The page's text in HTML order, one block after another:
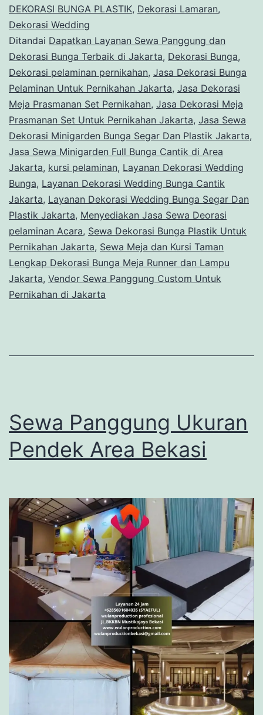
Untuk
Jakarta
DEKORASI BUNGA PLASTIK, Dekorasi Lamaran,
Dekorasi Wedding
Ditandai Dapatkan Layanan Sewa Panggung dan
Dekorasi Bunga Terbaik di Jakarta, Dekorasi Bunga,
Dekorasi pelaminan pernikahan, Jasa Dekorasi Bunga
Pelaminan Untuk Pernikahan Jakarta, Jasa Dekorasi
Meja Prasmanan Set Pernikahan, Jasa Dekorasi Meja
Prasmanan Set Untuk Pernikahan Jakarta, Jasa Sewa
Dekorasi Minigarden Bunga Segar Dan Plastik Jakarta,
Jasa Sewa Minigarden Full Bunga Cantik di Area
Jakarta, kursi pelaminan, Layanan Dekorasi Wedding
Bunga, Layanan Dekorasi Wedding Bunga Cantik
Jakarta, Layanan Dekorasi Wedding Bunga Segar Dan
Plastik Jakarta, Menyediakan Jasa Sewa Deorasi
pelaminan Acara, Sewa Dekorasi Bunga Plastik Untuk
Pernikahan Jakarta, Sewa Meja dan Kursi Taman
Lengkap Dekorasi Bunga Meja Runner dan Lampu
Jakarta, Vendor Sewa Panggung Custom Untuk
Pernikahan di Jakarta
Sewa Panggung Ukuran
Pendek Area Bekasi